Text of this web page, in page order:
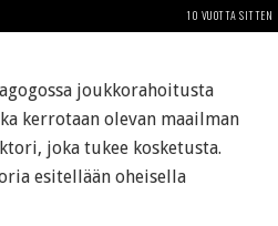
10 VUOTTA SITTEN
joukkorahoitusta
kerrotaan olevan maailman
joka tukee kosketusta.
esitellään oheisella